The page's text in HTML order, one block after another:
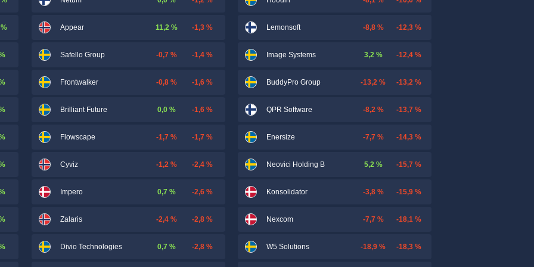
Appear 11,2 % -1,3 %
Safello Group -0,7 % -1,4 %
Frontwalker -0,8 % -1,6 %
Brilliant Future 0,0 % -1,6 %
Flowscape -1,7 % -1,7 %
Cyviz -1,2 % -2,4 %
Impero 0,7 % -2,6 %
Zalaris -2,4 % -2,8 %
Divio Technologies 0,7 % -2,8 %
Lemonsoft -8,8 % -12,3 %
Image Systems 3,2 % -12,4 %
BuddyPro Group -13,2 % -13,2 %
QPR Software -8,2 % -13,7 %
Enersize -7,7 % -14,3 %
Neovici Holding B 5,2 % -15,7 %
Konsolidator -3,8 % -15,9 %
Nexcom -7,7 % -18,1 %
W5 Solutions -18,9 % -18,3 %